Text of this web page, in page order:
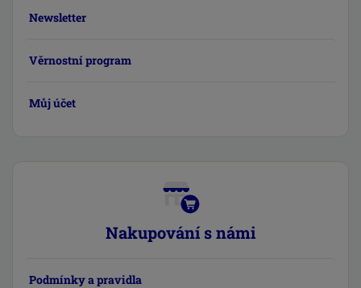
Newsletter
Věrnostní program
Můj účet
Nakupování s námi
Podmínky a pravidla